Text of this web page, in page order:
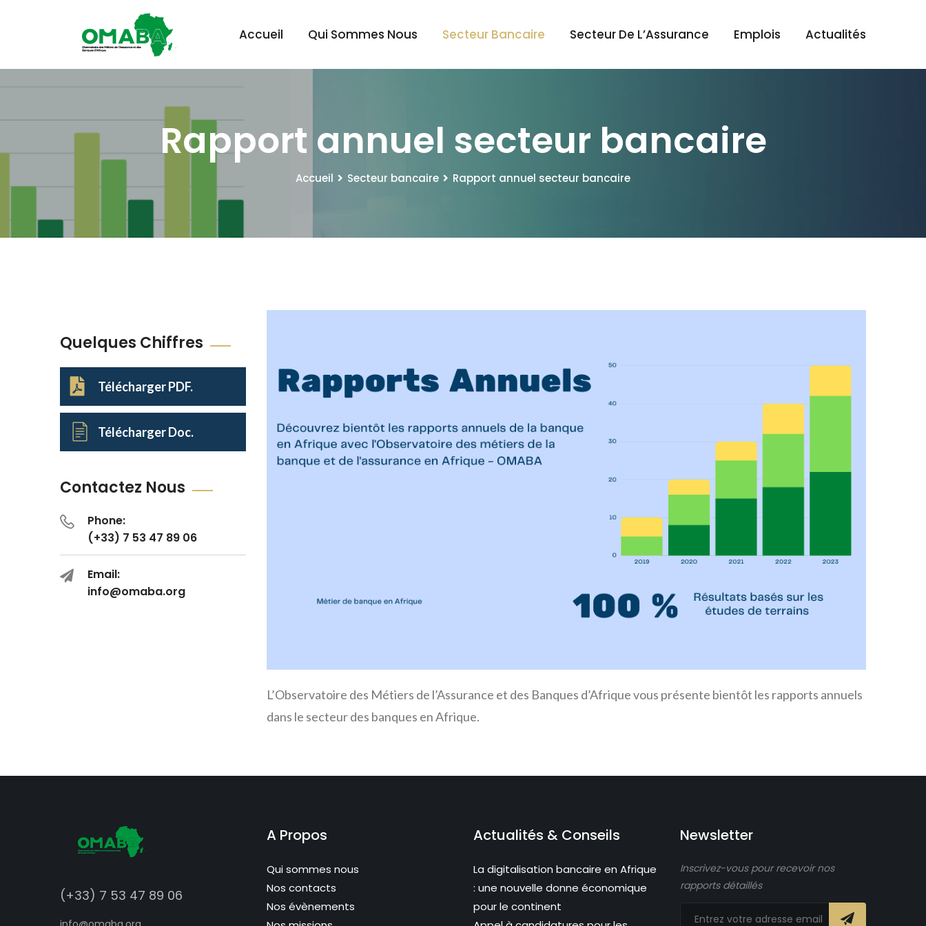
Accueil Qui Sommes Nous Secteur Bancaire Secteur De L’Assurance Emplois Actualités
Rapport annuel secteur bancaire
Accueil Secteur bancaire Rapport annuel secteur bancaire
Quelques Chiffres
Télécharger PDF.
Télécharger Doc.
Contactez Nous
Phone:
(+33) 7 53 47 89 06
Email:
info@omaba.org
L’Observatoire des Métiers de l’Assurance et des Banques d’Afrique vous présente bientôt les rapports annuels
dans le secteur des banques en Afrique.
(+33) 7 53 47 89 06
A Propos
Qui sommes nous
Nos contacts
Nos évènements
Actualités & Conseils
La digitalisation bancaire en Afrique
: une nouvelle donne économique
pour le continent
Newsletter
Inscrivez-vous pour recevoir nos
rapports détaillés